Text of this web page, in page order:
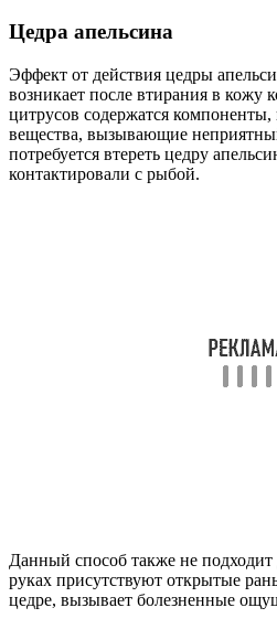
Цедра апельсина
Эффект от действия цедры
возникает после втирания в кожу
цитрусов содержатся
вещества, вызывающие
потребуется втереть цедру
контактировали с рыбой.
Данный способ также не
руках присутствуют открытые
цедре, вызывает болезненные